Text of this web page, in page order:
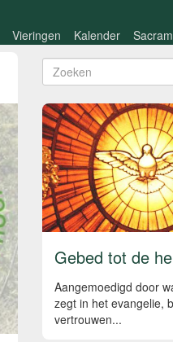
Vieringen Kalender
Zoekveld
Gebed tot de
Aangemoedigd door
zegt in het evangelie,
vertrouwen...